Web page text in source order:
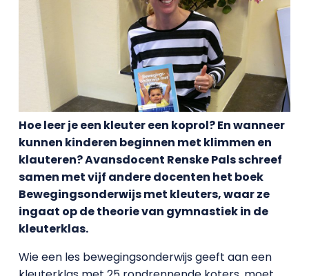
Hoe leer je een kleuter een koprol? En wanneer
kunnen kinderen beginnen met klimmen en
klauteren? Avansdocent Renske Pals schreef
samen met vijf andere docenten het boek
Bewegingsonderwijs met kleuters, waar ze
ingaat op de theorie van gymnastiek in de
kleuterklas.
Wie een les bewegingsonderwijs geeft aan een